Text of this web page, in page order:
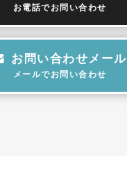
お電話でお問い合わせ
お問い合わせメール
メールでお問い合わせ